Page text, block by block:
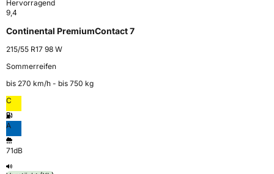
Hervorragend
9,4
Continental PremiumContact 7
215/55 R17 98 W
Sommerreifen
bis 270 km⁠/⁠h - bis 750 kg
C
A
71dB